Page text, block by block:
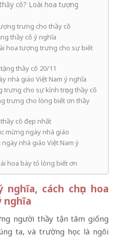
cô? Loài hoa tượng
trưng cho thầy cô
thầy cô ý nghĩa
hoa tượng trưng cho sự biết
thầy cô 20/11
nhà giáo Việt Nam ý nghĩa
trưng cho sự kính trọng thầy cô
trưng cho lòng biết ơn thầy
cô đẹp nhất
mừng ngày nhà giáo
nhà giáo Việt Nam ý
hoa bày tỏ lòng biết ơn
cách chọn hoa
nghĩa
người thầy tận tâm giống
ta, và trường học là ngôi